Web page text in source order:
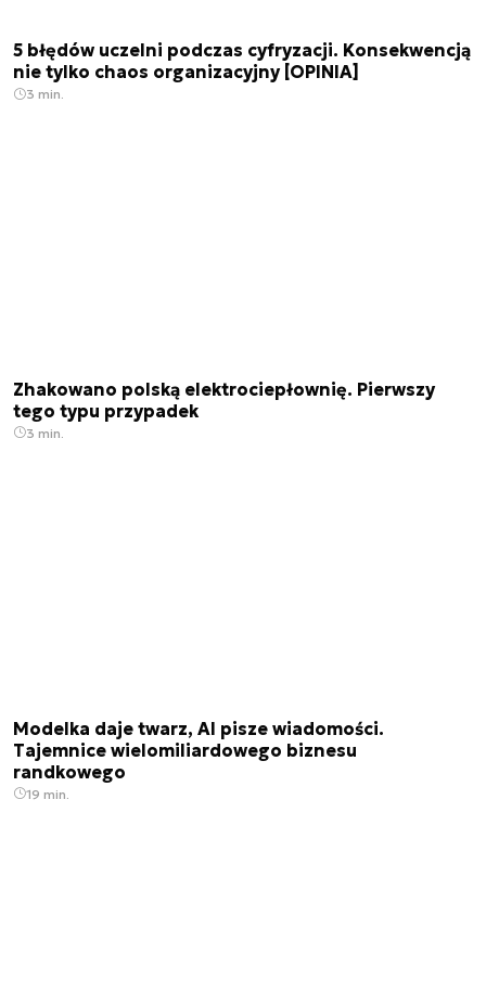
5 błędów uczelni podczas cyfryzacji. Konsekwencją
nie tylko chaos organizacyjny [OPINIA]
3 min.
Zhakowano polską elektrociepłownię. Pierwszy
tego typu przypadek
3 min.
Modelka daje twarz, AI pisze wiadomości.
Tajemnice wielomiliardowego biznesu
randkowego
19 min.